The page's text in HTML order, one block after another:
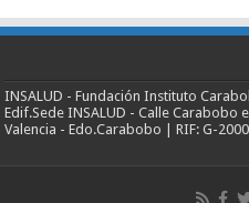
INSALUD - Fundación Instituto
Edif.Sede INSALUD - Calle Carabobo
Valencia - Edo.Carabobo | RIF: G-